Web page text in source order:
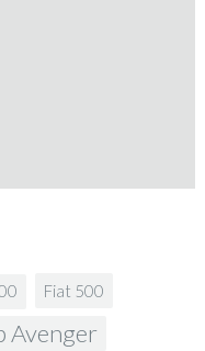
Fiat 500
Avenger